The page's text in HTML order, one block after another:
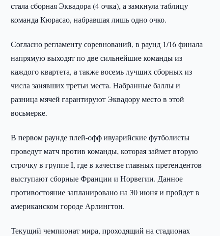
стала сборная Эквадора (4 очка), а замкнула таблицу
команда Кюрасао, набравшая лишь одно очко.
Согласно регламенту соревнований, в раунд 1/16 финала
напрямую выходят по две сильнейшие команды из
каждого квартета, а также восемь лучших сборных из
числа занявших третьи места. Набранные баллы и
разница мячей гарантируют Эквадору место в этой
восьмерке.
В первом раунде плей-офф ивуарийские футболисты
проведут матч против команды, которая займет вторую
строчку в группе I, где в качестве главных претендентов
выступают сборные Франции и Норвегии. Данное
противостояние запланировано на 30 июня и пройдет в
американском городе Арлингтон.
Текущий чемпионат мира, проходящий на стадионах